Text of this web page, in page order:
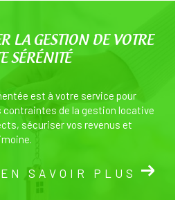
LA GESTION DE VOTRE
SÉRÉNITÉ
est à votre service pour
contraintes de la gestion locative
sécuriser vos revenus et
EN SAVOIR PLUS